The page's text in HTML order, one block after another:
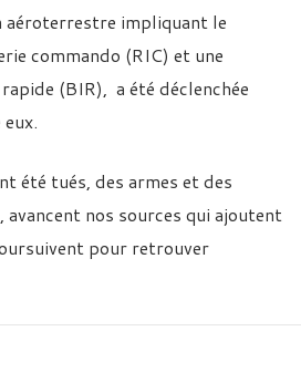
aéroterrestre impliquant le
commando (RIC) et une
(BIR), a été déclenchée
été tués, des armes et des
avancent nos sources qui ajoutent
pour retrouver